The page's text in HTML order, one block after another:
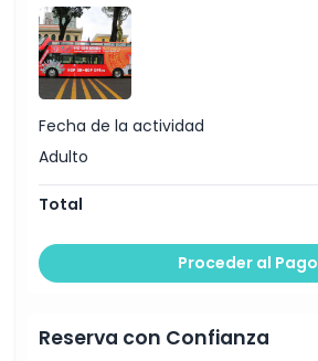
Fecha de la actividad
Adulto
Total
Proceder al Pago
Reserva con Confianza